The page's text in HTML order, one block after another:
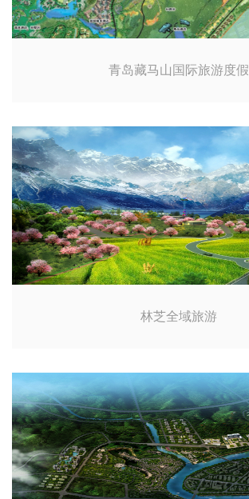
青岛藏马山国际旅游度假
林芝全域旅游